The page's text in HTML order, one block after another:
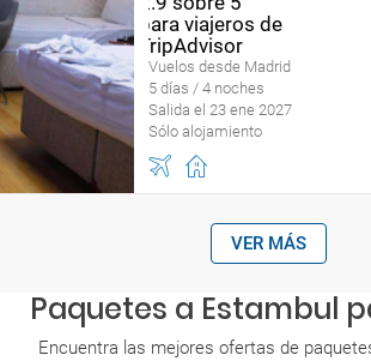
Vuelos desde Madrid
5 días / 4 noches
Salida el 23 ene 2027
Sólo alojamiento
VER MÁS
Paquetes a Estambul
Encuentra las mejores ofertas de